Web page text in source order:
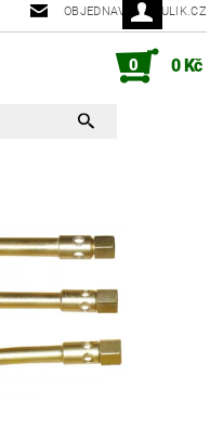
OBJEDNAVKY@RULIK.CZ
0 0 Kč